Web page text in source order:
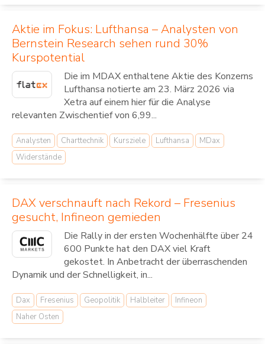
Aktie im Fokus: Lufthansa – Analysten von
Bernstein Research sehen rund 30%
Kurspotential
Die im MDAX enthaltene Aktie des Konzerns
Lufthansa notierte am 23. März 2026 via
Xetra auf einem hier für die Analyse
relevanten Zwischentief von 6,99...
Analysten Charttechnik Kursziele Lufthansa
MDax
Widerstände
DAX verschnauft nach Rekord – Fresenius
gesucht, Infineon gemieden
Die Rally in der ersten Wochenhälfte über 24
600 Punkte hat den DAX viel Kraft
gekostet. In Anbetracht der überraschenden
Dynamik und der Schnelligkeit, in...
Dax Fresenius Geopolitik Halbleiter
Infineon
Naher Osten